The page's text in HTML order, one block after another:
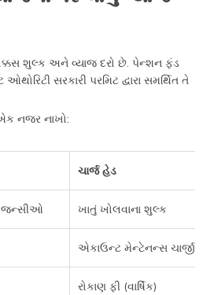
શુલ્ક અને વ્યાજ દરો છે. પેન્શન ફંડ
સરકારી પરમિટ દ્વારા સમર્થિત તે
નજર નાખો:
ચાર્જ હેડ
એજન્સીઓ ખાતું ખોલવાના શુલ્ક
એકાઉન્ટ મેન્ટેનન્સ ચાર્જીસ
રોકાણ ફી (વાર્ષિક)